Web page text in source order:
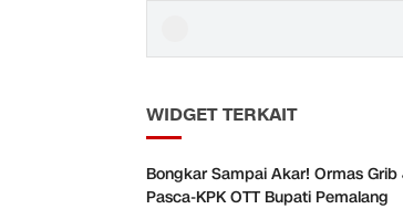
WIDGET TERKAIT
Bongkar Sampai Akar! Ormas Grib
Pasca-KPK OTT Bupati Pemalang